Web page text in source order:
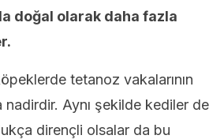
doğal olarak daha fazla
tetanoz vakalarının
Aynı şekilde kediler de
dirençli olsalar da bu